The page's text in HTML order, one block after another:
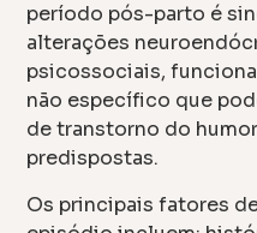
período pós-parto é
alterações
psicossociais,
não específico que
de transtorno do
predispostas.
Os principais fatores